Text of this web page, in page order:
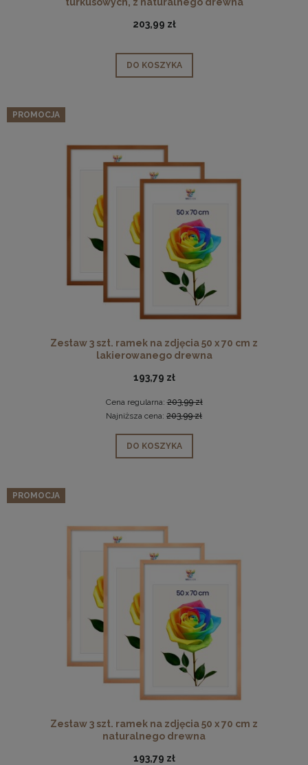
203,99 zł
DO KOSZYKA
Zestaw 3 szt. ramek na zdjęcia 50 x 70 cm z
lakierowanego drewna
193,79 zł
Cena regularna:203,99 zł
Najniższa cena: 203,99 zł
DO KOSZYKA
PROMOCJA
Zestaw 3 szt. ramek na zdjęcia 50 x 70 cm z
naturalnego drewna
193,79 zł
PROMOCJA